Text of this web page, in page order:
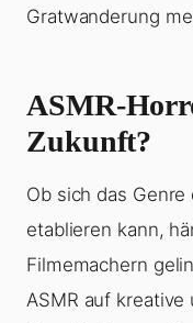
Gratwanderung
ASMR-
Zukunft?
Ob sich das
etablieren kann,
Filmemachern
ASMR auf